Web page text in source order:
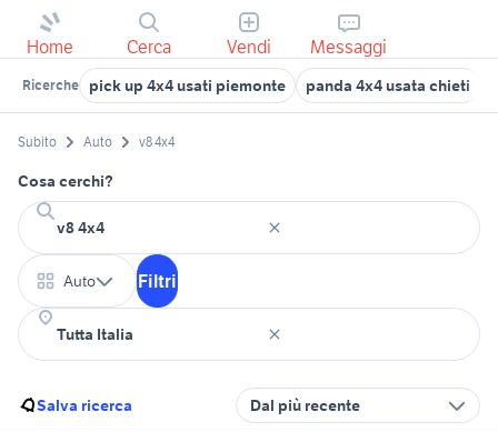
Home Cerca Vendi Messaggi
Ricerche pick up 4x4 usati piemonte panda 4x4 usata chieti
Subito Auto v8 4x4
Cosa cerchi?
Auto Filtri
Salva ricerca Dal più recente